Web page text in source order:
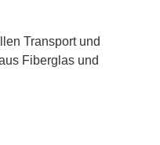
Transport und
Fiberglas und